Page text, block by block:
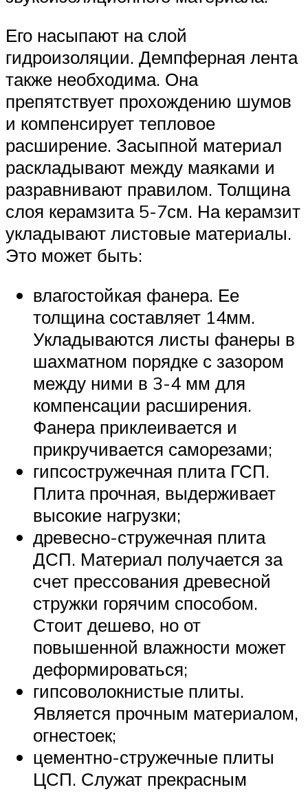
Его насыпают на слой
гидроизоляции. Демпферная лента
также необходима. Она
препятствует прохождению шумов
и компенсирует тепловое
расширение. Засыпной материал
раскладывают между маяками и
разравнивают правилом. Толщина
слоя керамзита 5-7см. На керамзит
укладывают листовые материалы.
Это может быть:
влагостойкая фанера. Ее
толщина составляет 14мм.
Укладываются листы фанеры в
шахматном порядке с зазором
между ними в 3-4 мм для
компенсации расширения.
Фанера приклеивается и
прикручивается саморезами;
гипсостружечная плита ГСП.
Плита прочная, выдерживает
высокие нагрузки;
древесно-стружечная плита
ДСП. Материал получается за
счет прессования древесной
стружки горячим способом.
Стоит дешево, но от
повышенной влажности может
деформироваться;
гипсоволокнистые плиты.
Является прочным материалом,
огнестоек;
цементно-стружечные плиты
ЦСП. Служат прекрасным